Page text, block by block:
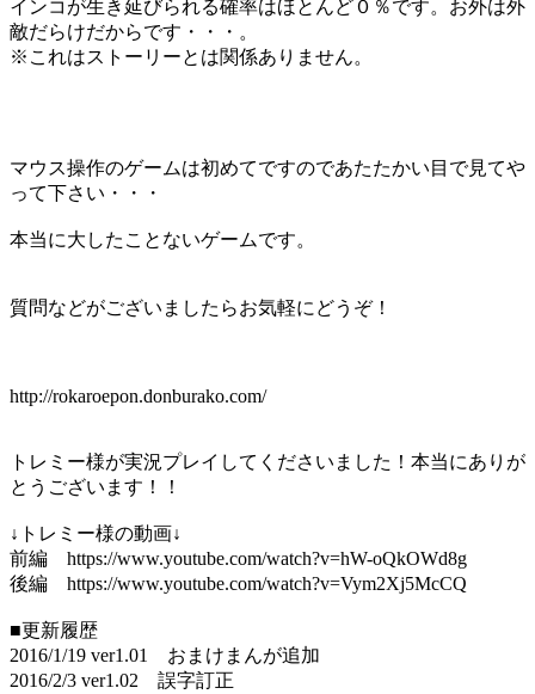
インコが生き延びられる確率はほとんど０％です。お外は外
敵だらけだからです・・・。
※これはストーリーとは関係ありません。
マウス操作のゲームは初めてですのであたたかい目で見てや
って下さい・・・
本当に大したことないゲームです。
質問などがございましたらお気軽にどうぞ！
http://rokaroepon.donburako.com/
トレミー様が実況プレイしてくださいました！本当にありが
とうございます！！
↓トレミー様の動画↓
前編 https://www.youtube.com/watch?v=hW-oQkOWd8g
後編 https://www.youtube.com/watch?v=Vym2Xj5McCQ
■更新履歴
2016/1/19 ver1.01 おまけまんが追加
2016/2/3 ver1.02 誤字訂正